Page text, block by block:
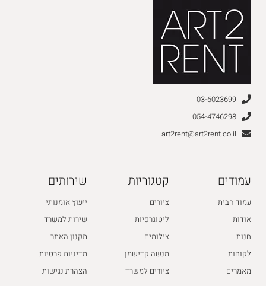
03-6023699
054-4746298
art2rent@art2rent.co.il
עמודים
עמוד הבית
אודות
חנות
לקוחות
מאמרים
קטגוריות
ציורים
ליטוגרפיות
צילומים
מנשה קדישמן
ציורים למשרד
שירותים
ייעוץ אומנותי
שירות למשרד
תקנון האתר
מדיניות פרטיות
הצהרת נגישות